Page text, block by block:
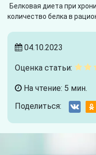
Белковая диета при
количество белка в
04.10.2023
Оценка статьи:
На чтение: 5 мин.
Поделиться: